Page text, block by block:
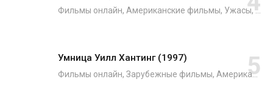
Фильмы онлайн, Американские фильмы, Ужасы, Зарубежные фильмы
Умница Уилл Хантинг (1997)
Фильмы онлайн, Зарубежные фильмы, Американские фильмы, Драмы, Мелодрамы